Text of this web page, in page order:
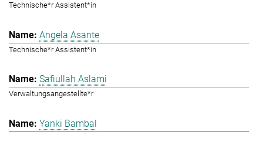
Technische*r Assistent*in
Angela Asante
Technische*r Assistent*in
Safiullah Aslami
Verwaltungsangestellte*r
Yanki Bambal